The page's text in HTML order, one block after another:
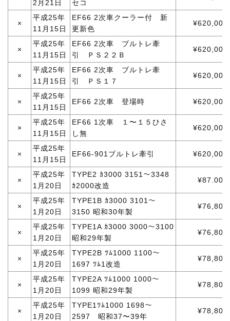
2月21日 セコ
×
平成25年
11月15日
EF66 2次車クーラー付 新
更新色
¥620,000
×
平成25年
11月15日
EF66 2次車 ブルトレ牽
引 ＰＳ２２Ｂ
¥620,000
×
平成25年
11月15日
EF66 2次車 ブルトレ牽
引 ＰＳ１７
¥620,000
×
平成25年
11月15日
EF66 2次車 登場時 ¥620,000
×
平成25年
11月15日
EF66 1次車 １〜１５ひさ
し無
¥620,000
×
平成25年
11月15日
EF66-901ブルトレ牽引 ¥620,000
×
平成25年
1月20日
TYPE2 ｶ3000 3151〜3348
ｶ2000改造
¥87.000
×
平成25年
1月20日
TYPE1B ｶ3000 3101〜
3150 昭和30年製
¥76,800
×
平成25年
1月20日
TYPE1A ｶ3000 3000〜3100
昭和29年製
¥76,800
×
平成25年
1月20日
TYPE2B ﾂﾑ1000 1100〜
1697 ﾂﾑ1改造
¥78,800
×
平成25年
1月20日
TYPE2A ﾂﾑ1000 1000〜
1099 昭和29年製
¥78,800
×
平成25年
1月20日
TYPE1ﾂﾑ1000 1698〜
2597 昭和37〜39年
¥78,800